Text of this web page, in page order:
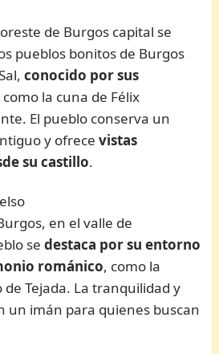
de Burgos capital se
pueblos bonitos de Burgos
conocido por sus
como la cuna de Félix
El pueblo conserva un
y ofrecevistas
su castillo.
en el valle de
sedestaca por su entorno
románico, como la
de Tejada. La tranquilidad y
un imán para quienes buscan